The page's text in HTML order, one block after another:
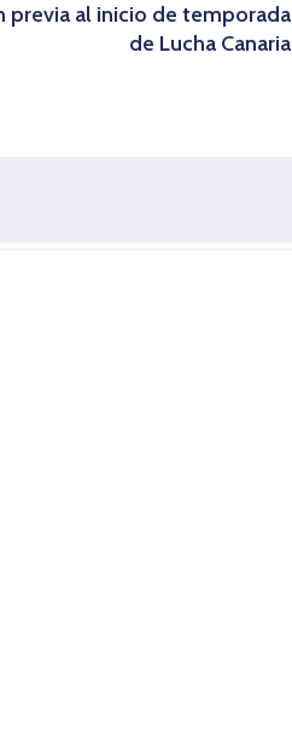
previa al inicio de temporada
de Lucha Canaria